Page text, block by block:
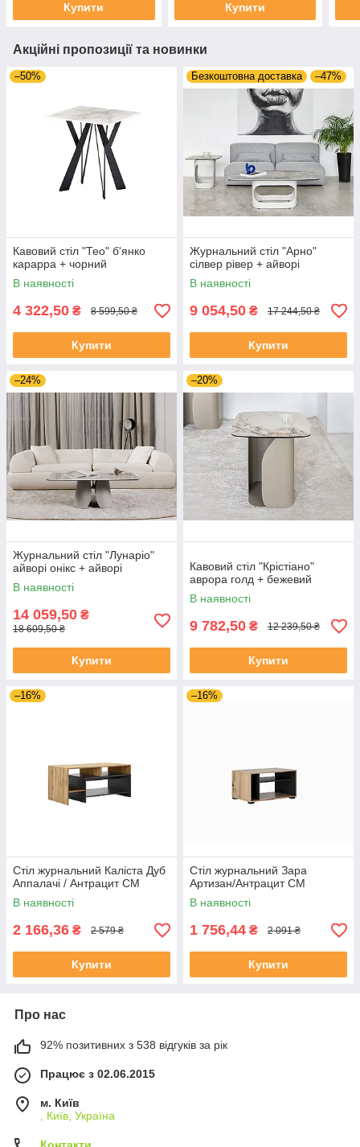
Купити Купити
Акційні пропозиції та новинки
–50%
Кавовий стіл "Тео" б'янко
карарра + чорний
В наявності
4 322,50 ₴ 8 599,50 ₴
Купити
Безкоштовна доставка –47%
Журнальний стіл "Арно"
сілвер рівер + айворі
В наявності
9 054,50 ₴ 17 244,50 ₴
Купити
–24%
Журнальний стіл "Лунаріо"
айворі онікс + айворі
В наявності
14 059,50 ₴
18 609,50 ₴
Купити
–20%
Кавовий стіл "Крістіано"
аврора голд + бежевий
В наявності
9 782,50 ₴ 12 239,50 ₴
Купити
–16%
Стіл журнальний Каліста Дуб
Аппалачі / Антрацит СМ
В наявності
2 166,36 ₴ 2 579 ₴
Купити
–16%
Стіл журнальний Зара
Артизан/Антрацит СМ
В наявності
1 756,44 ₴ 2 091 ₴
Купити
Про нас
92% позитивних з 538 відгуків за рік
Працює з 02.06.2015
м. Київ
, Київ, Україна